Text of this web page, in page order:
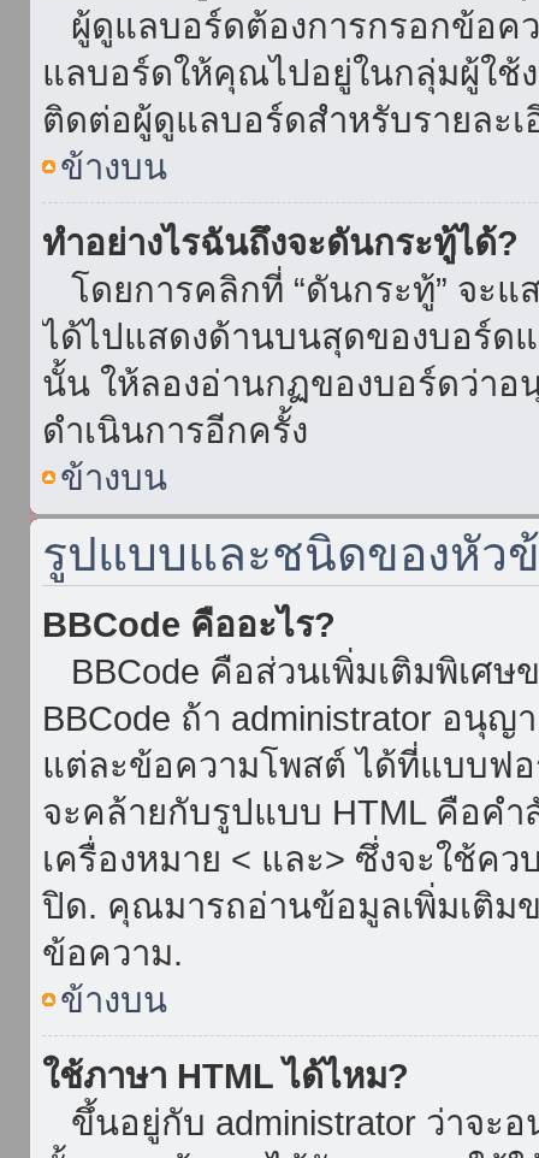
ผู้ดูแลบอร์ดต้องการกรอกข้อค
แลบอร์ดให้คุณไปอยู่ในกลุ่มผู้ใช้
ติดต่อผู้ดูแลบอร์ดสำหรับรายละเ
ข้างบน
ทำอย่างไรฉันถึงจะดันกระทู้ได้?
โดยการคลิกที่ “ดันกระทู้” จะ
ได้ไปแสดงด้านบนสุดของบอร์ด
นั้น ให้ลองอ่านกฏของบอร์ดว่า
ดำเนินการอีกครั้ง
ข้างบน
รูปแบบและชนิดของหัว
BBCode คืออะไร?
BBCode คือส่วนเพิ่มเติมพิเศ
BBCode ถ้า administrator อนุ
แต่ละข้อความโพสต์ ได้ที่แบบฟ
จะคล้ายกับรูปแบบ HTML คือคำ
เครื่องหมาย < และ> ซึ่งจะใช้ค
ปิด. คุณมารถอ่านข้อมูลเพิ่มเติม
ข้อความ.
ข้างบน
ใช้ภาษา HTML ได้ไหม?
ขึ้นอยู่กับ administrator ว่าจะ